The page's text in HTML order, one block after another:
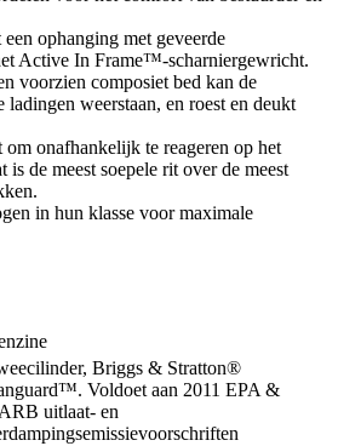
ophanging met geveerde
Active In Frame™-scharniergewricht.
voorzien composiet bed kan de
ladingen weerstaan, en roest en deukt
om onafhankelijk te reageren op het
is de meest soepele rit over de meest
in hun klasse voor maximale
Briggs & Stratton®
Voldoet aan 2011 EPA &
uitlaat- en